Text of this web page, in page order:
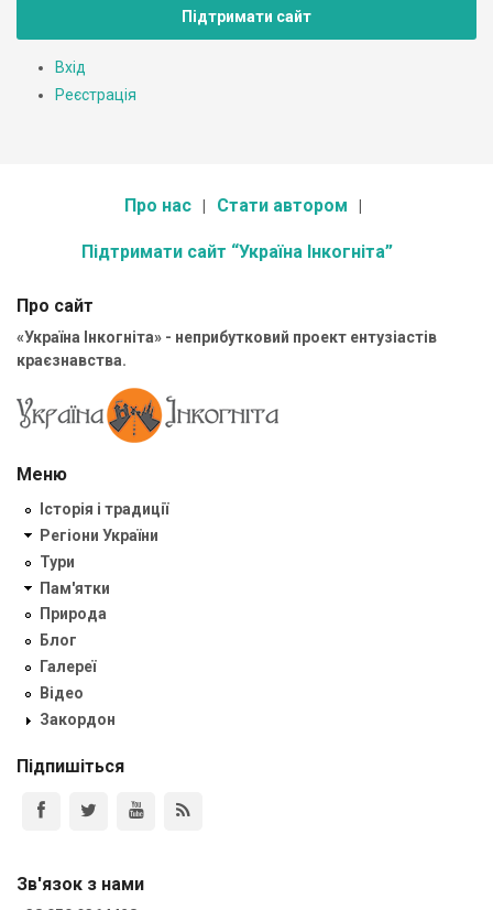
Підтримати сайт
Вхід
Реєстрація
Про нас Стати автором
Підтримати сайт “Україна Інкогніта”
Про сайт
«Україна Інкогніта» - неприбутковий проект ентузіастів
краєзнавства.
Меню
Історія і традиції
Регіони України
Тури
Пам'ятки
Природа
Блог
Галереї
Відео
Закордон
Підпишіться
Зв'язок з нами